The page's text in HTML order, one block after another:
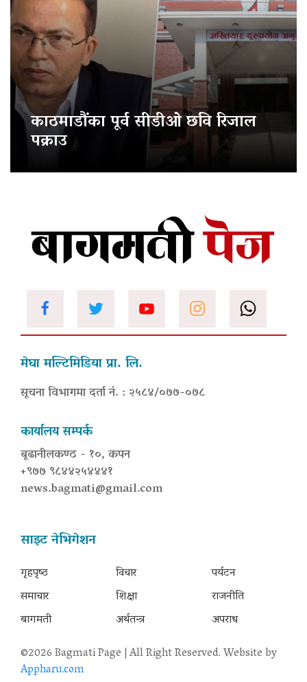
काठमाडौंका पूर्व सीडीओ छवि रिजाल
पक्राउ
मेघा मल्टिमिडिया प्रा. लि.
सूचना विभागमा दर्ता नं. : २५८४/०७७-०७८
कार्यालय सम्पर्क
बूढानीलकण्ठ - १०, कपन
+९७७ ९८४४२५४४४१
news.bagmati@gmail.com
साइट नेभिगेशन
गृहपृष्‍ठ
समाचार
बागमती
विचार
शिक्षा
अर्थतन्त्र
पर्यटन
राजनीति
अपराध
©2026 Bagmati Page | All Right Reserved. Website by
Appharu.com